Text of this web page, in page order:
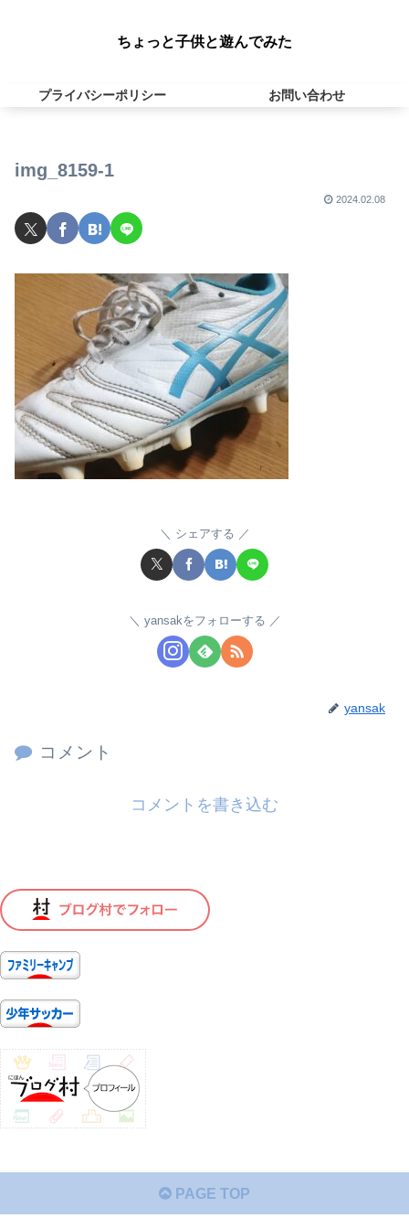
ちょっと子供と遊んでみた
プライバシーポリシー お問い合わせ
img_8159-1
2024.02.08
シェアする
yansakをフォローする
yansak
コメント
コメントを書き込む
PAGE TOP